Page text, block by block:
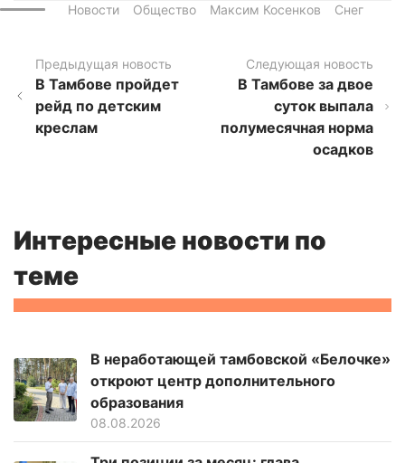
Новости Общество Максим Косенков Снег
Предыдущая новость
В Тамбове пройдет
рейд по детским
креслам
Следующая новость
В Тамбове за двое
суток выпала
полумесячная норма
осадков
Интересные новости по
теме
В неработающей тамбовской «Белочке»
откроют центр дополнительного
образования
08.08.2026